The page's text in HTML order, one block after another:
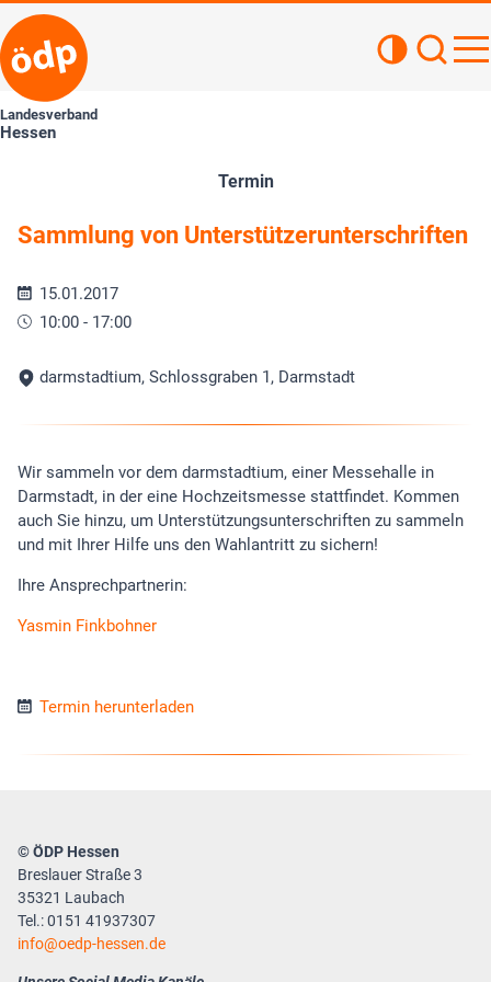
Landesverband
Hessen
Termin
Sammlung von Unterstützerunterschriften
15.01.2017
10:00 - 17:00
darmstadtium, Schlossgraben 1, Darmstadt
Wir sammeln vor dem darmstadtium, einer Messehalle in
Darmstadt, in der eine Hochzeitsmesse stattfindet. Kommen
auch Sie hinzu, um Unterstützungsunterschriften zu sammeln
und mit Ihrer Hilfe uns den Wahlantritt zu sichern!
Ihre Ansprechpartnerin:
Yasmin Finkbohner
Termin herunterladen
© ÖDP Hessen
Breslauer Straße 3
35321 Laubach
Tel.: 0151 41937307
info
oedp-hessen.de